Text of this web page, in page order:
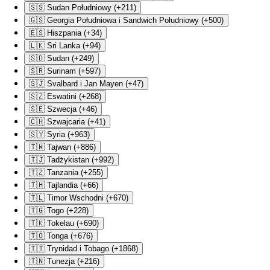
🇸🇸 Sudan Południowy (+211)
🇬🇸 Georgia Południowa i Sandwich Południowy (+500)
🇪🇸 Hiszpania (+34)
🇱🇰 Sri Lanka (+94)
🇸🇩 Sudan (+249)
🇸🇷 Surinam (+597)
🇸🇯 Svalbard i Jan Mayen (+47)
🇸🇿 Eswatini (+268)
🇸🇪 Szwecja (+46)
🇨🇭 Szwajcaria (+41)
🇸🇾 Syria (+963)
🇹🇼 Tajwan (+886)
🇹🇯 Tadżykistan (+992)
🇹🇿 Tanzania (+255)
🇹🇭 Tajlandia (+66)
🇹🇱 Timor Wschodni (+670)
🇹🇬 Togo (+228)
🇹🇰 Tokelau (+690)
🇹🇴 Tonga (+676)
🇹🇹 Trynidad i Tobago (+1868)
🇹🇳 Tunezja (+216)